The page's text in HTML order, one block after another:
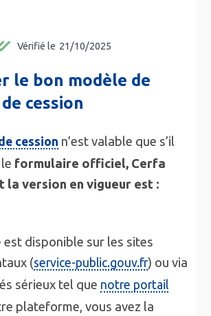
Vérifié le 21/10/2025
le bon modèle de
cession
cession n’est valable que s’il
formulaire officiel, Cerfa
la version en vigueur est :
est disponible sur les sites
(service-public.gouv.fr) ou via
sérieux tel que notre portail
plateforme, vous avez la